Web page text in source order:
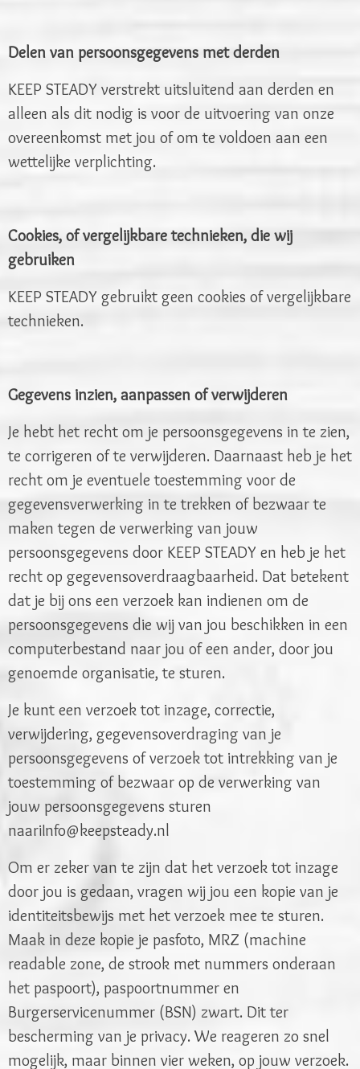
Delen van persoonsgegevens met derden
KEEP STEADY verstrekt uitsluitend aan derden en
alleen als dit nodig is voor de uitvoering van onze
overeenkomst met jou of om te voldoen aan een
wettelijke verplichting.
Cookies, of vergelijkbare technieken, die wij
gebruiken
KEEP STEADY gebruikt geen cookies of vergelijkbare
technieken.
Gegevens inzien, aanpassen of verwijderen
Je hebt het recht om je persoonsgegevens in te zien,
te corrigeren of te verwijderen. Daarnaast heb je het
recht om je eventuele toestemming voor de
gegevensverwerking in te trekken of bezwaar te
maken tegen de verwerking van jouw
persoonsgegevens door KEEP STEADY en heb je het
recht op gegevensoverdraagbaarheid. Dat betekent
dat je bij ons een verzoek kan indienen om de
persoonsgegevens die wij van jou beschikken in een
computerbestand naar jou of een ander, door jou
genoemde organisatie, te sturen.
Je kunt een verzoek tot inzage, correctie,
verwijdering, gegevensoverdraging van je
persoonsgegevens of verzoek tot intrekking van je
toestemming of bezwaar op de verwerking van
jouw persoonsgegevens sturen
naariInfo@keepsteady.nl
Om er zeker van te zijn dat het verzoek tot inzage
door jou is gedaan, vragen wij jou een kopie van je
identiteitsbewijs met het verzoek mee te sturen.
Maak in deze kopie je pasfoto, MRZ (machine
readable zone, de strook met nummers onderaan
het paspoort), paspoortnummer en
Burgerservicenummer (BSN) zwart. Dit ter
bescherming van je privacy. We reageren zo snel
mogelijk, maar binnen vier weken, op jouw verzoek.